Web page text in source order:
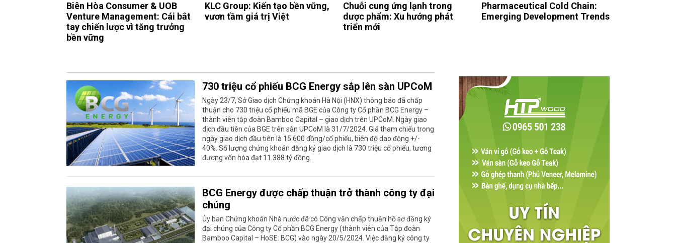
Biên Hòa Consumer & UOB
Venture Management: Cái bắt
tay chiến lược vì tăng trưởng
bền vững
KLC Group: Kiến tạo bền vững,
vươn tầm giá trị Việt
Chuỗi cung ứng lạnh trong
dược phẩm: Xu hướng phát
triển mới
Pharmaceutical Cold Chain:
Emerging Development Trends
730 triệu cổ phiếu BCG Energy sắp lên sàn UPCoM
Ngày 23/7, Sở Giao dịch Chứng khoán Hà Nội (HNX) thông báo đã chấp
thuận cho 730 triệu cổ phiếu mã BGE của Công ty Cổ phần BCG Energy –
thành viên tập đoàn Bamboo Capital – giao dịch trên UPCoM. Ngày giao
dịch đầu tiên của BGE trên sàn UPCoM là 31/7/2024. Giá tham chiếu trong
ngày giao dịch đầu tiên là 15.600 đồng/cổ phiếu, biên độ dao động +/-
40%. Số lượng chứng khoán đăng ký giao dịch là 730 triệu cổ phiếu, tương
đương vốn hóa đạt 11.388 tỷ đồng.
BCG Energy được chấp thuận trở thành công ty đại
chúng
Ủy ban Chứng khoán Nhà nước đã có Công văn chấp thuận hồ sơ đăng ký
đại chúng của Công ty Cổ phần BCG Energy (thành viên của Tập đoàn
Bamboo Capital – HoSE: BCG) vào ngày 20/5/2024. Việc đăng ký công ty